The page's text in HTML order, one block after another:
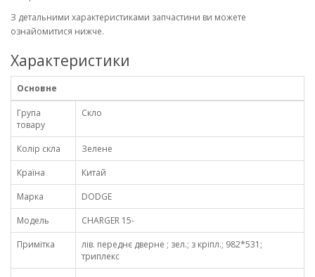
З детальними характеристиками запчастини ви можете
ознайомитися нижче.
Характеристики
Основне
Група
товару
Скло
Колір скла
Зелене
Країна
Китай
Марка
DODGE
Модель
CHARGER 15-
Примітка
лів. переднє дверне ; зел.; з кріпл.; 982*531;
триплекс